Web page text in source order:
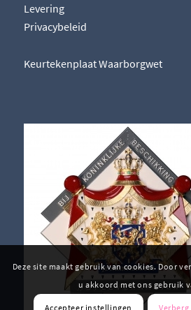
Levering
Privacybeleid
Keurtekenplaat Waarborgwet
Deze site maakt gebruik van cookies. Door
u akkoord met ons gebruik
Accepteer instellingen